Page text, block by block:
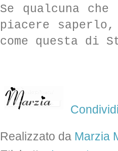
Se qualcuna
piacere
come questa di
Realizzato da Marzia